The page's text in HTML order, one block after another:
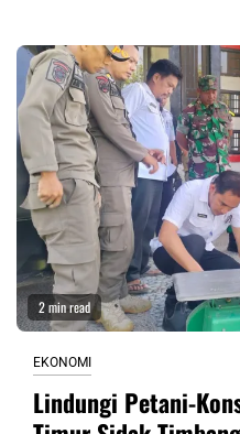
2 min read
EKONOMI
Lindungi Petani-